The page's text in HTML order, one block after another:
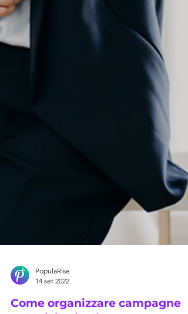
PopulaRise
14 set 2022